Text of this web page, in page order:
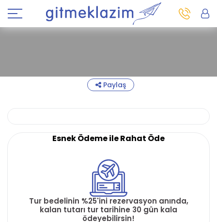
Paylaş
Esnek Ödeme ile Rahat Öde
Tur bedelinin %25'ini rezervasyon anında,
kalan tutarı tur tarihine 30 gün kala
ödeyebilirsin!